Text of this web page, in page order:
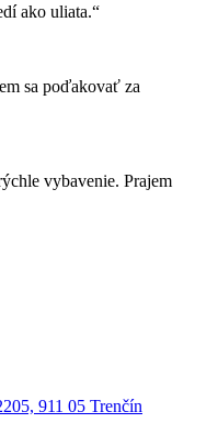
ako uliata.“
sa poďakovať za
vybavenie. Prajem
911 05 Trenčín